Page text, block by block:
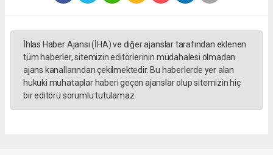
İhlas Haber Ajansı (İHA) ve diğer ajanslar tarafından eklenen
tüm haberler, sitemizin editörlerinin müdahalesi olmadan
ajans kanallarından çekilmektedir. Bu haberlerde yer alan
hukuki muhataplar haberi geçen ajanslar olup sitemizin hiç
bir editörü sorumlu tutulamaz.